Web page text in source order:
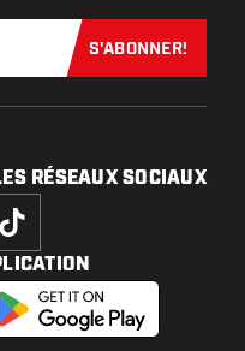
Abonnez-
S'ABONNER!
RÉSEAUX SOCIAUX